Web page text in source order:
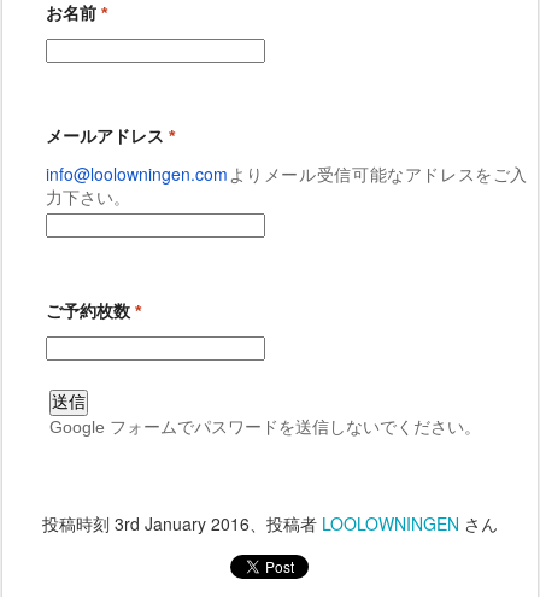
お名前 *
メールアドレス *
info@loolowningen.com よりメール受信可能なアドレスをご入
力下さい。
ご予約枚数 *
Google フォームでパスワードを送信しないでください。
投稿時刻 3rd January 2016、投稿者 LOOLOWNINGEN さん